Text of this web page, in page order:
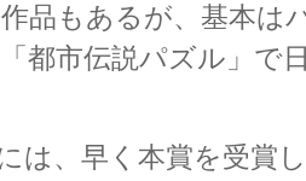
品もあるが、基本は
都市伝説パズル」で
には、早く本賞を受賞